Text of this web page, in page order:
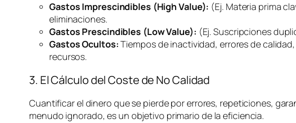
Gastos Imprescindibles (High Value): (Ej. Materia prima
eliminaciones.
Gastos Prescindibles (Low Value): (Ej. Suscripciones
Gastos Ocultos:Tiempos de inactividad, errores de
recursos.
3. El Cálculo del Coste de No Calidad
Cuantificar el dinero que se pierde por errores, repeticiones,
menudo ignorado, es un objetivo primario de la eficiencia.